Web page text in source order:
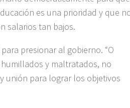
es una prioridad y que
salarios tan bajos.
presionar al gobierno. “O
y maltratados, no
unión para lograr los objetivos